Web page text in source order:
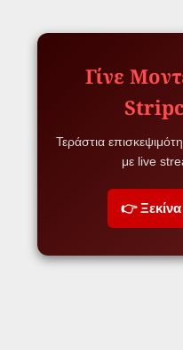
Γίνε
Τεράστια
με live
👉